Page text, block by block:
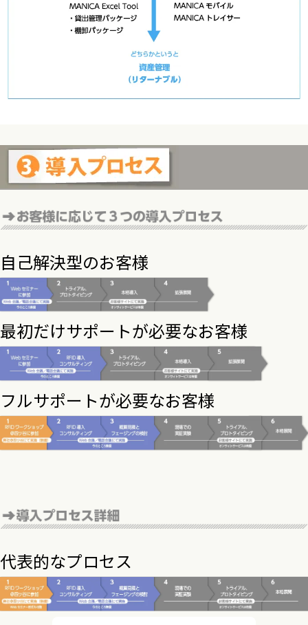
導入プロセス
自己解決型のお客様
最初だけサポートが必要なお客様
フルサポートが必要なお客様
代表的なプロセス